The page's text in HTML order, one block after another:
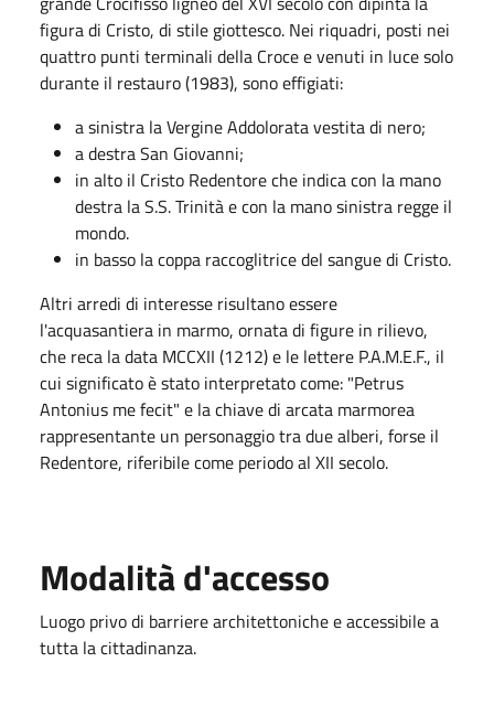
figura di Cristo, di stile giottesco. Nei riquadri, posti nei
quattro punti terminali della Croce e venuti in luce solo
durante il restauro (1983), sono effigiati:
a sinistra la Vergine Addolorata vestita di nero;
a destra San Giovanni;
in alto il Cristo Redentore che indica con la mano
destra la S.S. Trinità e con la mano sinistra regge il
mondo.
in basso la coppa raccoglitrice del sangue di Cristo.
Altri arredi di interesse risultano essere
l'acquasantiera in marmo, ornata di figure in rilievo,
che reca la data MCCXII (1212) e le lettere P.A.M.E.F., il
cui significato è stato interpretato come: "Petrus
Antonius me fecit" e la chiave di arcata marmorea
rappresentante un personaggio tra due alberi, forse il
Redentore, riferibile come periodo al XII secolo.
Modalità d'accesso
Luogo privo di barriere architettoniche e accessibile a
tutta la cittadinanza.